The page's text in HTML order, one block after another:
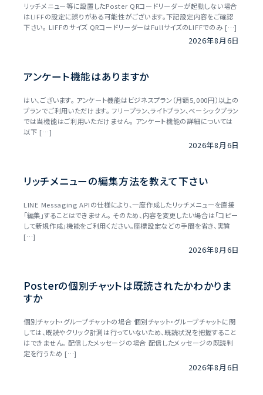
リッチメニュー等に設置したPoster QRコードリーダーが起動しない場合
はLIFFの設定に誤りがある可能性がございます。下記設定内容をご確認
下さい。 LIFFのサイズ QRコードリーダーはFullサイズのLIFFでのみ […]
2026年8月6日
アンケート機能はありますか
はい、ございます。 アンケート機能はビジネスプラン（月額5,000円）以上の
プランでご利用いただけます。 フリープラン、ライトプラン、ベーシックプラン
では当機能はご利用いただけません。 アンケート機能の詳細については
以下 […]
2026年8月6日
リッチメニューの編集方法を教えて下さい
LINE Messaging APIの仕様により、一度作成したリッチメニューを直接
「編集」することはできません。 そのため、内容を変更したい場合は「コピー
して新規作成」機能をご利用ください。座標設定などの手間を省き、実質
[…]
2026年8月6日
Posterの個別チャットは既読されたかわかりま
すか
個別チャット・グループチャットの場合 個別チャット・グループチャットに関
しては、既読やクリック計測は行っていないため、既読状況を把握すること
はできません。 配信したメッセージの場合 配信したメッセージの既読判
定を行うため […]
2026年8月6日